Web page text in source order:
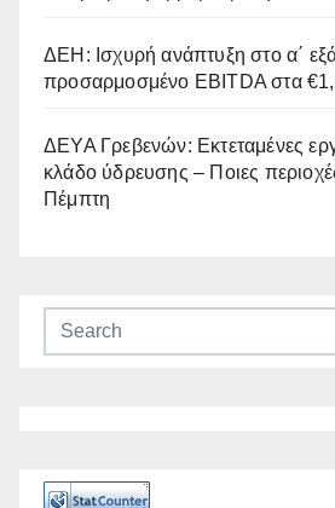
ΔΕΗ: Ισχυρή ανάπτυξη στο α΄
προσαρμοσμένο EBITDA στα
ΔΕΥΑ Γρεβενών: Εκτεταμένες
κλάδο ύδρευσης – Ποιες
Πέμπτη